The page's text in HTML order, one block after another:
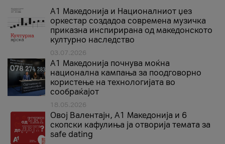
А1 Македонија и Националниот џез
оркестар создадоа современа музичка
приказна инспирирана од македонското
културно наследство
03.07.2026
A1 Македонија почнува моќна
национална кампања за поодговорно
користење на технологијата во
сообраќајот
18.05.2026
Овој Валентајн, A1 Македонија и 6
скопски кафулиња ја отворија темата за
safe dating